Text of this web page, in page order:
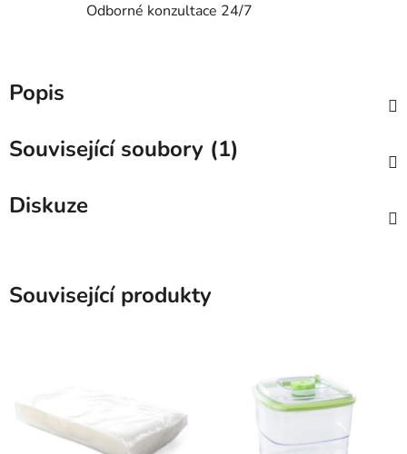
Odborné konzultace 24/7
Popis
Související soubory (1)
Diskuze
Související produkty